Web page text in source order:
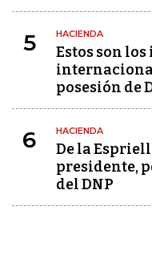
5 HACIENDA
Estos son
posesión de
6 HACIENDA
De la
presidente,
del DNP